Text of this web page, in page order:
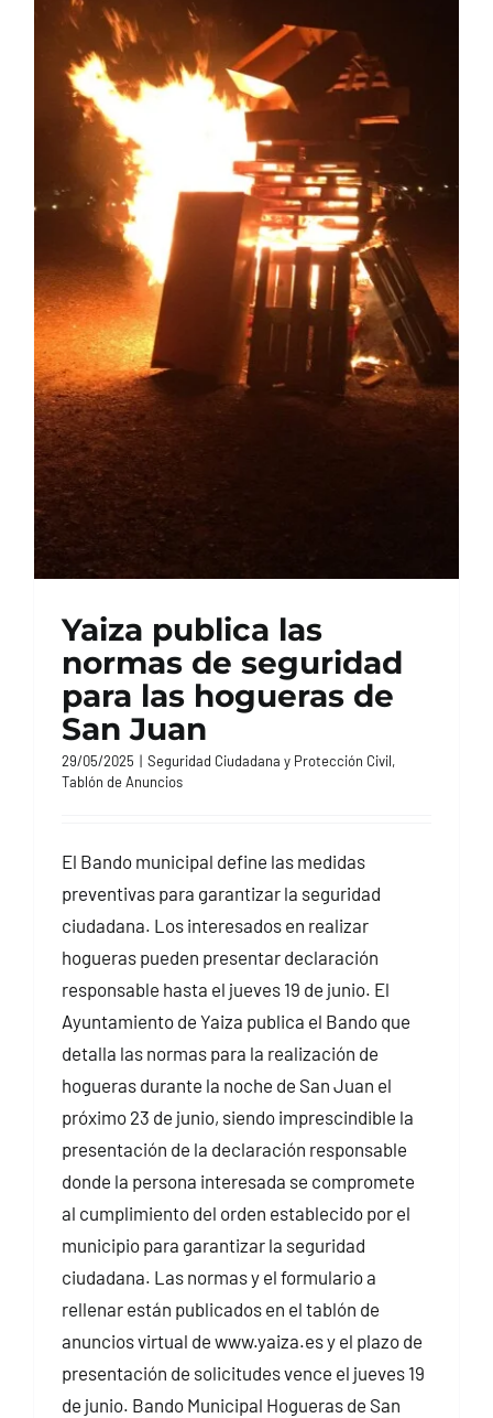
Yaiza publica las
normas de seguridad
para las hogueras de
San Juan
29/05/2025 | Seguridad Ciudadana y Protección Civil,
Tablón de Anuncios
El Bando municipal define las medidas
preventivas para garantizar la seguridad
ciudadana. Los interesados en realizar
hogueras pueden presentar declaración
responsable hasta el jueves 19 de junio. El
Ayuntamiento de Yaiza publica el Bando que
detalla las normas para la realización de
hogueras durante la noche de San Juan el
próximo 23 de junio, siendo imprescindible la
presentación de la declaración responsable
donde la persona interesada se compromete
al cumplimiento del orden establecido por el
municipio para garantizar la seguridad
ciudadana. Las normas y el formulario a
rellenar están publicados en el tablón de
anuncios virtual de www.yaiza.es y el plazo de
presentación de solicitudes vence el jueves 19
de junio. Bando Municipal Hogueras de San